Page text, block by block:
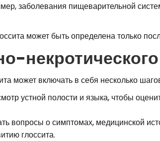
заболевания пищеварительной
может быть определена только
может включать в себя несколько
устной полости и языка, чтобы
вопросы о симптомах, медицинской
глоссита.